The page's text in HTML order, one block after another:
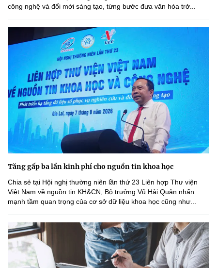
công nghệ và đổi mới sáng tạo, từng bước đưa văn hóa trở...
Tăng gấp ba lần kinh phí cho nguồn tin khoa học
Chia sẻ tại Hội nghị thường niên lần thứ 23 Liên hợp Thư viện
Việt Nam về nguồn tin KH&CN, Bộ trưởng Vũ Hải Quân nhấn
mạnh tầm quan trọng của cơ sở dữ liệu khoa học cũng như...